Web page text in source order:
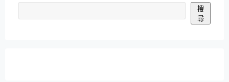
搜
尋